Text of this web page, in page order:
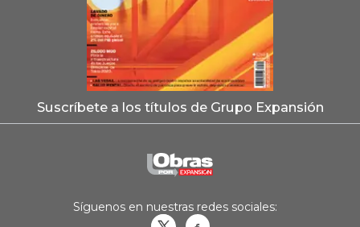
Suscríbete a los títulos de Grupo Expansión
Síguenos en nuestras redes sociales: